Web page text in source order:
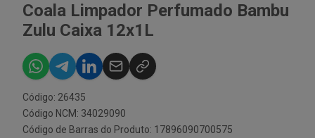
Coala Limpador Perfumado Bambu
Zulu Caixa 12x1L
Código: 26435
Código NCM: 34029090
Código de Barras do Produto: 17896090700575